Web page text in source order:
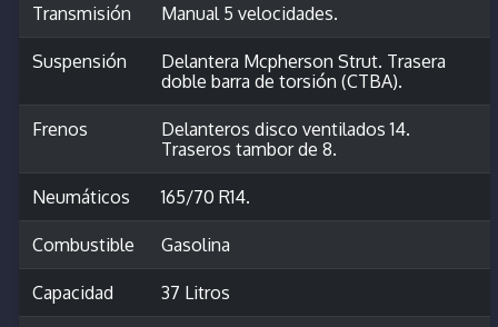
Transmisión Manual 5 velocidades.
Suspensión
Delantera Mcpherson Strut. Trasera
doble barra de torsión (CTBA).
Frenos
Delanteros disco ventilados 14.
Traseros tambor de 8.
Neumáticos 165/70 R14.
Combustible Gasolina
Capacidad 37 Litros